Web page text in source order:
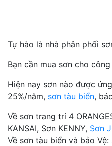
Tự hào là nhà phân phối
Bạn cần mua sơn cho
Hiện nay sơn nào được
25%/năm, sơn tàu biển,
Về sơn trang trí 4
KANSAI, Sơn KENNY, Sơn
Về sơn tàu biển và bảo Vệ: